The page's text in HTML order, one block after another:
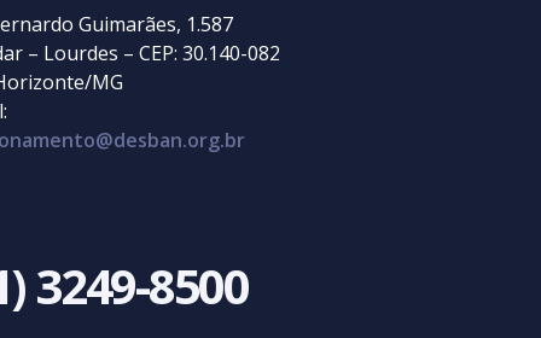
Guimarães, 1.587
– Lourdes – CEP: 30.140-082
MG
3249-8500